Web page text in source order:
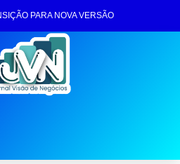
PARA NOVA VERSÃO